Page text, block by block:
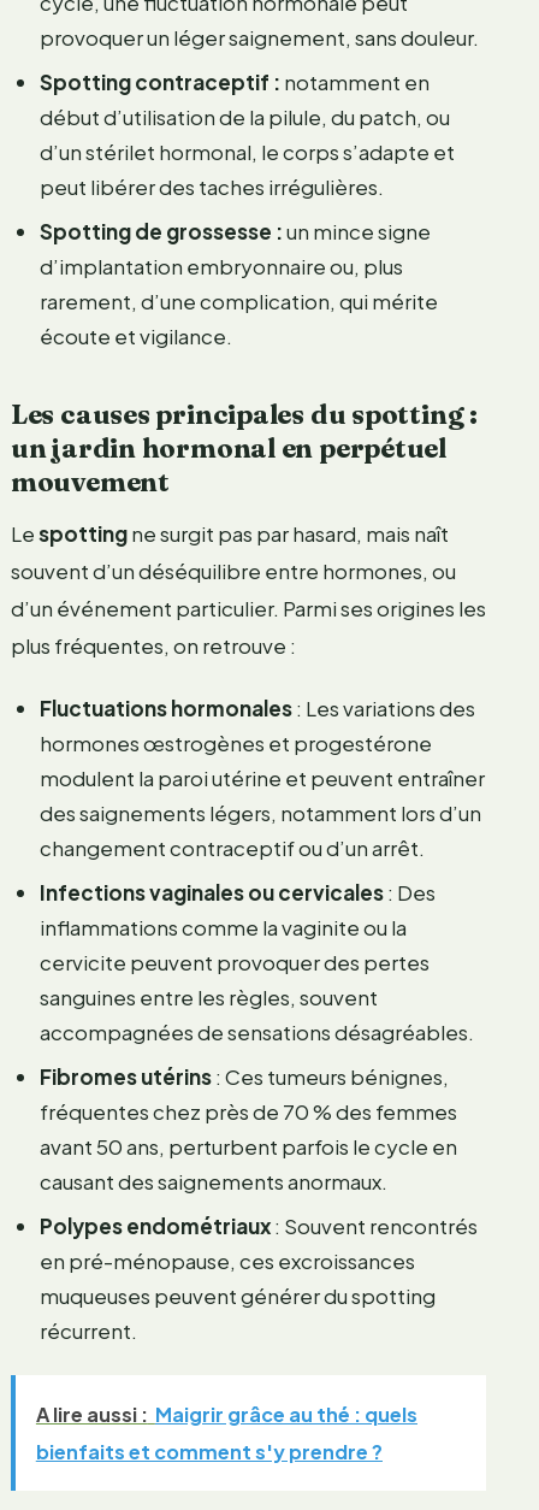
provoquer un léger saignement, sans douleur.
Spotting contraceptif : notamment en
début d’utilisation de la pilule, du patch, ou
d’un stérilet hormonal, le corps s’adapte et
peut libérer des taches irrégulières.
Spotting de grossesse :un mince signe
d’implantation embryonnaire ou, plus
rarement, d’une complication, qui mérite
écoute et vigilance.
Les causes principales du spotting :
un jardin hormonal en perpétuel
mouvement
Lespottingne surgit pas par hasard, mais naît
souvent d’un déséquilibre entre hormones, ou
d’un événement particulier. Parmi ses origines les
plus fréquentes, on retrouve :
Fluctuations hormonales: Les variations des
hormones œstrogènes et progestérone
modulent la paroi utérine et peuvent entraîner
des saignements légers, notamment lors d’un
changement contraceptif ou d’un arrêt.
Infections vaginales ou cervicales: Des
inflammations comme la vaginite ou la
cervicite peuvent provoquer des pertes
sanguines entre les règles, souvent
accompagnées de sensations désagréables.
Fibromes utérins: Ces tumeurs bénignes,
fréquentes chez près de 70 % des femmes
avant 50 ans, perturbent parfois le cycle en
causant des saignements anormaux.
Polypes endométriaux: Souvent rencontrés
en pré-ménopause, ces excroissances
muqueuses peuvent générer du spotting
récurrent.
A lire aussi : Maigrir grâce au thé : quels
bienfaits et comment s'y prendre ?